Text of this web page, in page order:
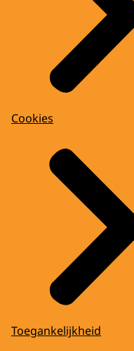
Cookies
Toegankelijkheid